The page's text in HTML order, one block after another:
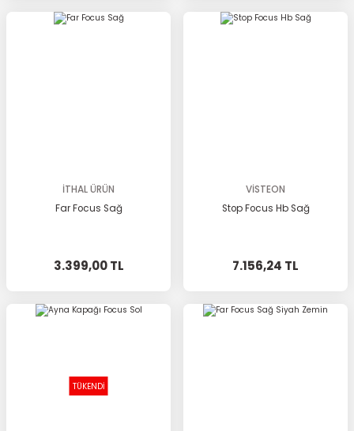
İTHAL ÜRÜN
Far Focus Sağ
3.399,00 TL
VİSTEON
Stop Focus Hb Sağ
7.156,24 TL
TÜKENDİ